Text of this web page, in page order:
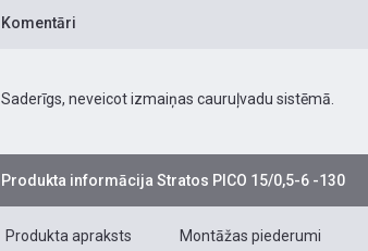
Komentāri
Saderīgs, neveicot izmaiņas cauruļvadu sistēmā.
Produkta informācija Stratos PICO 15/0,5-6 -130
Produkta apraksts Montāžas piederumi